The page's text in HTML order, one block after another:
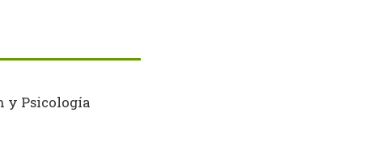
y Psicología